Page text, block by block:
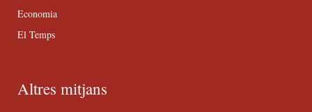
Economia
El Temps
Altres mitjans